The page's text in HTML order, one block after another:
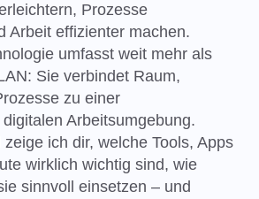
Prozesse
Arbeit effizienter machen.
umfasst weit mehr als
Sie verbindet Raum,
zu einer
Arbeitsumgebung.
ich dir, welche Tools, Apps
wirklich wichtig sind, wie
sinnvoll einsetzen – und